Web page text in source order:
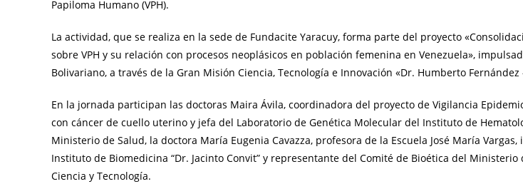
Papiloma Humano (VPH).
La actividad, que se realiza en la sede de Fundacite Yaracuy, forma parte del proyecto
sobre VPH y su relación con procesos neoplásicos en población femenina en Venezuela»,
Bolivariano, a través de la Gran Misión Ciencia, Tecnología e Innovación «Dr. Humberto Fernández
En la jornada participan las doctoras Maira Ávila, coordinadora del proyecto de Vigilancia
con cáncer de cuello uterino y jefa del Laboratorio de Genética Molecular del Instituto de
Ministerio de Salud, la doctora María Eugenia Cavazza, profesora de la Escuela José María
Instituto de Biomedicina “Dr. Jacinto Convit” y representante del Comité de Bioética del Ministerio
Ciencia y Tecnología.